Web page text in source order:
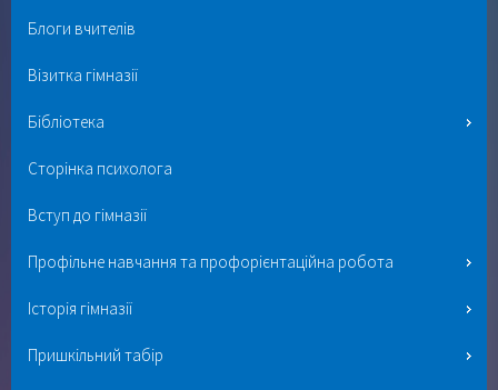
Блоги вчителів
Візитка гімназії
Бібліотека
Сторінка психолога
Вступ до гімназії
Профільне навчання та профорієнтаційна робота
Історія гімназії
Пришкільний табір